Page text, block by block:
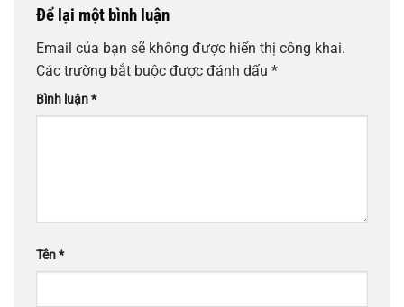
Để lại một bình luận
Email của bạn sẽ không được hiển thị công khai.
Các trường bắt buộc được đánh dấu *
Bình luận*
Tên*